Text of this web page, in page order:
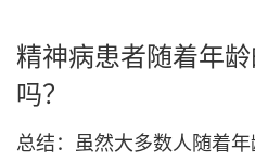
精神病患者随着年
吗？
总结：虽然大多数人随着